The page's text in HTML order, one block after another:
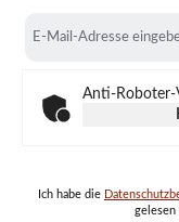
Mail-
Anti-Roboter-
Ich habe die
gelesen